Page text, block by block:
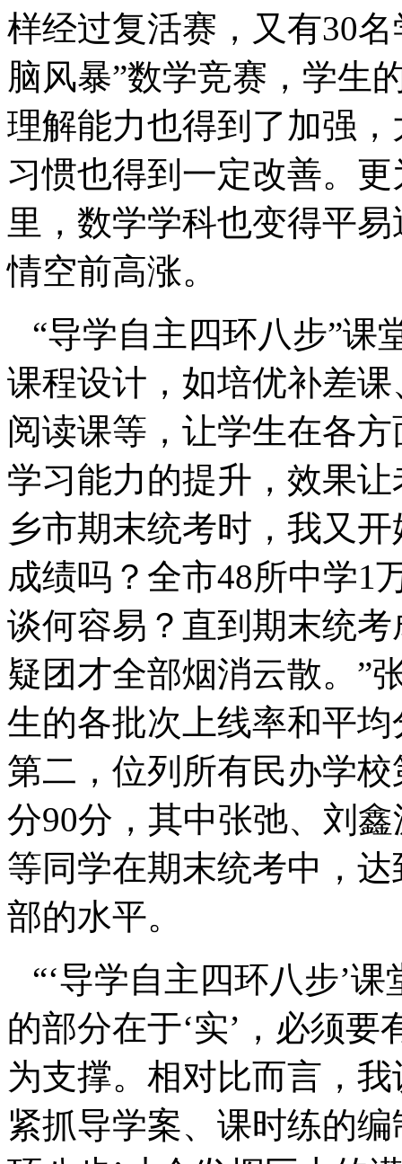
样经过复活赛，又有30名
脑风暴”数学竞赛，学生
理解能力也得到了加强
习惯也得到一定改善。
里，数学学科也变得平
情空前高涨。
“导学自主四环八步”课
课程设计，如培优补差
阅读课等，让学生在各
学习能力的提升，效果
乡市期末统考时，我又
成绩吗？全市48所中学1
谈何容易？直到期末统
疑团才全部烟消云散。”
生的各批次上线率和平
第二，位列所有民办学
分90分，其中张弛、刘
等同学在期末统考中，
部的水平。
“‘导学自主四环八步’
的部分在于‘实’，必须要
为支撑。相对比而言，
紧抓导学案、课时练的